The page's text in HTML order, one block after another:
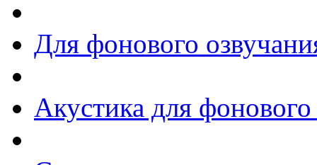
Для фонового
Акустика для фонового